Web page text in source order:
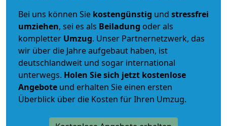
Bei uns können Sie kostengünstig und stressfrei
umziehen, sei es als Beiladung oder als
kompletter Umzug. Unser Partnernetzwerk, das
wir über die Jahre aufgebaut haben, ist
deutschlandweit und sogar international
unterwegs. Holen Sie sich jetzt kostenlose
Angebote und erhalten Sie einen ersten
Überblick über die Kosten für Ihren Umzug.